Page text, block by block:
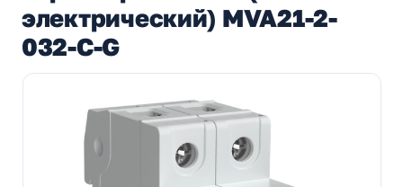
электрический) MVA21-2-
032-C-G